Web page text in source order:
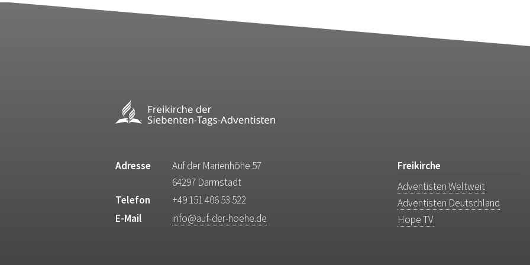
Adresse
Auf der Marienhöhe 57
64297 Darmstadt
Telefon
+49 151 406 53 522
E-Mail
info@auf-der-hoehe.de
Freikirche
Adventisten Weltweit
Adventisten Deutschland
Hope TV